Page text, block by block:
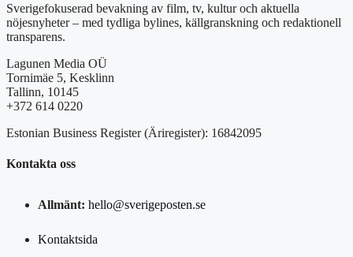
Sverigefokuserad bevakning av film, tv, kultur och aktuella
nöjesnyheter – med tydliga bylines, källgranskning och redaktionell
transparens.
Lagunen Media OÜ
Tornimäe 5, Kesklinn
Tallinn, 10145
+372 614 0220
Estonian Business Register (Äriregister): 16842095
Kontakta oss
Allmänt: hello@sverigeposten.se
Kontaktsida